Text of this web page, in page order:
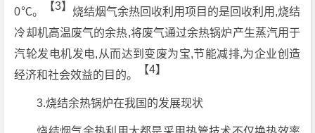
0℃。
【3】 烧结烟气余热回收利用项目的是回收利用,烧结
冷却机高温废气的余热,将废气通过余热锅炉产生蒸汽用于
汽轮发电机发电,从而达到变废为宝,节能减排,为企业创造
经济和社会效益的目的。
【4】
3.烧结余热锅炉在我国的发展现状